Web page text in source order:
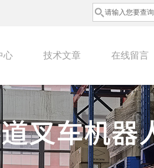
心 技术文章 在线留言